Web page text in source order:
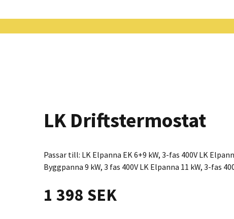
LK Driftstermostat
Passar till: LK Elpanna EK 6+9 kW, 3-fas 400V LK
Byggpanna 9 kW, 3 fas 400V LK Elpanna 11 kW, 3-fas
1 398 SEK